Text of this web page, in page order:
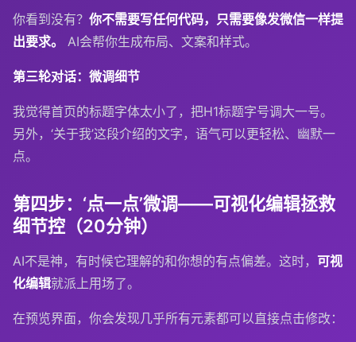
你看到没有？ 你不需要写任何代码，只需要像发微信一样提
出要求。
AI会帮你生成布局、文案和样式。
第三轮对话：微调细节
我觉得首页的标题字体太小了，把H1标题字号调大一号。
另外，‘关于我’这段介绍的文字，语气可以更轻松、幽默一
点。
第四步：‘点一点’微调——可视化编辑拯救
细节控（20分钟）
AI不是神，有时候它理解的和你想的有点偏差。这时， 可视
化编辑就派上用场了。
在预览界面，你会发现几乎所有元素都可以直接点击修改：